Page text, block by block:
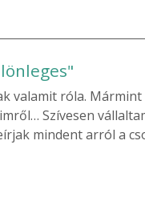
valamit róla. Mármint
Szívesen
mindent arról a